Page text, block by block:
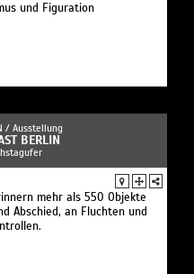
und Figuration
/ Ausstellung
BERLIN
mehr als 550 Objekte
Abschied, an Fluchten und